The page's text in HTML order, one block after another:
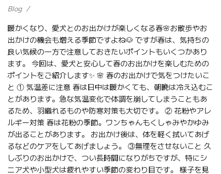
Blog
暖かくなり、愛犬とのお出かけが楽しくなる春🌸お散歩やお
出かけの機会も増える季節ですよね🐶 ですが春は、気持ちの
良い気候の一方で注意しておきたいポイントもいくつかあり
ます。 今回は、愛犬と安心して春のお出かけを楽しむための
ポイントをご紹介します✨ 🌸 春のお出かけで気をつけたいこ
と ① 気温差に注意 春は日中は暖かくても、朝晩は冷え込むこ
とがあります。急な気温変化で体調を崩してしまうこともあ
るため、羽織れるものや防寒対策も大切です。 ② 花粉やアレ
ルギー対策 春は花粉の季節。ワンちゃんもくしゃみやかゆみ
が出ることがあります。 お出かけ後は、体を軽く拭いてあげ
るなどのケアをしてあげましょう。 ③無理をさせないこと 久
しぶりのお出かけで、つい長時間になりがちですが、特にシ
ニア犬や小型犬は疲れやすい季節の変わり目です。 様子を見